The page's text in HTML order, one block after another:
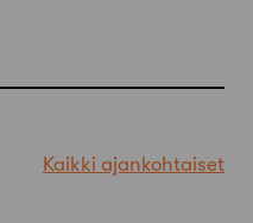
Kaikki ajankohtaiset